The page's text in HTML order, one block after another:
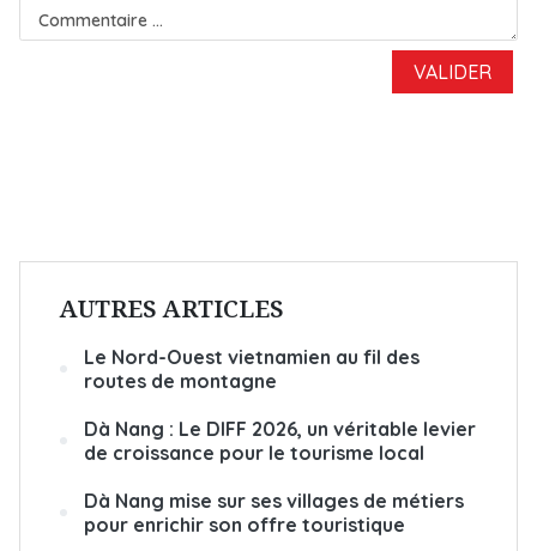
AUTRES ARTICLES
Le Nord-Ouest vietnamien au fil des
routes de montagne
Dà Nang : Le DIFF 2026, un véritable levier
de croissance pour le tourisme local
Dà Nang mise sur ses villages de métiers
pour enrichir son offre touristique